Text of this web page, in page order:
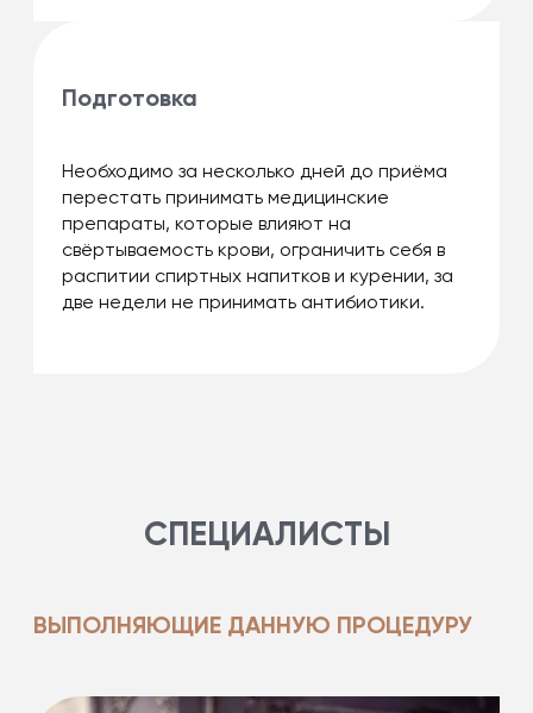
Подготовка
Необходимо за несколько дней до приёма
перестать принимать медицинские
препараты, которые влияют на
свёртываемость крови, ограничить себя в
распитии спиртных напитков и курении, за
две недели не принимать антибиотики.
СПЕЦИАЛИСТЫ
ВЫПОЛНЯЮЩИЕ ДАННУЮ ПРОЦЕДУРУ